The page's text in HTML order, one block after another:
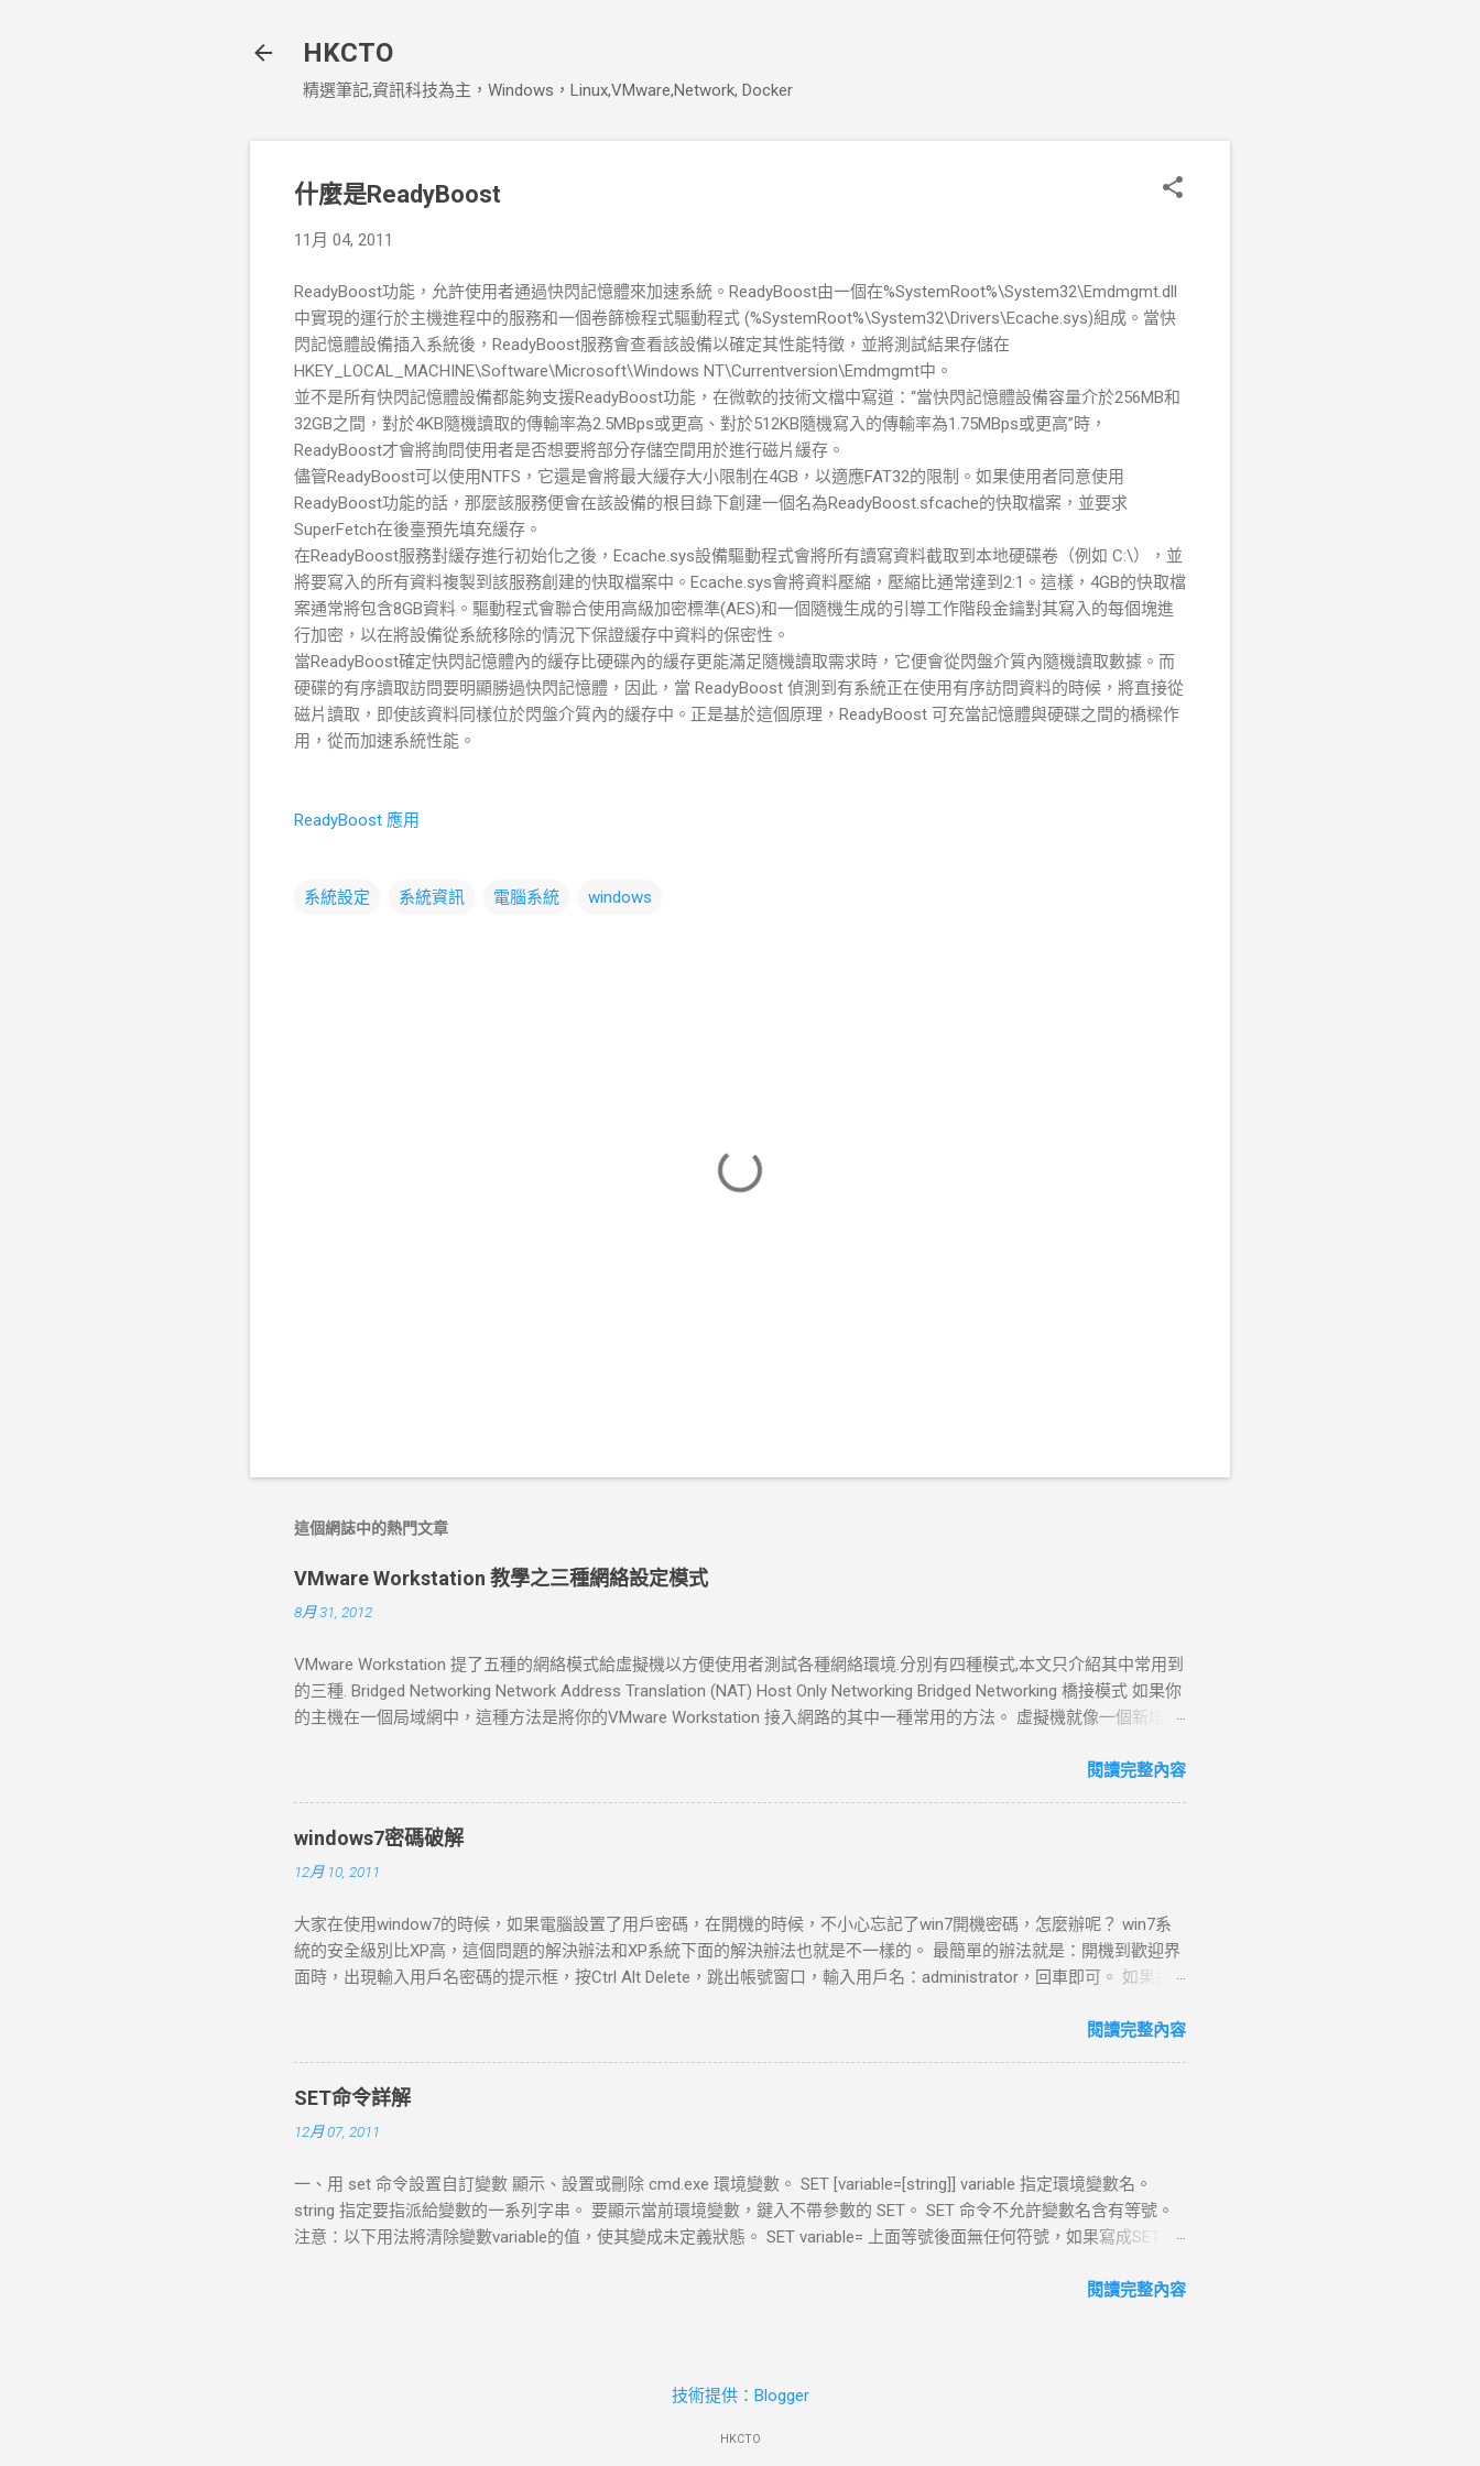
HKCTO
精選筆記,資訊科技為主，Windows，Linux,VMware,Network, Docker
什麼是ReadyBoost
11月 04, 2011
ReadyBoost功能，允許使用者通過快閃記憶體來加速系統。ReadyBoost由一個在%SystemRoot%\System32\Emdmgmt.dll
中實現的運行於主機進程中的服務和一個卷篩檢程式驅動程式 (%SystemRoot%\System32\Drivers\Ecache.sys)組成。當快
閃記憶體設備插入系統後，ReadyBoost服務會查看該設備以確定其性能特徵，並將測試結果存儲在
HKEY_LOCAL_MACHINE\Software\Microsoft\Windows NT\Currentversion\Emdmgmt中。
並不是所有快閃記憶體設備都能夠支援ReadyBoost功能，在微軟的技術文檔中寫道：“當快閃記憶體設備容量介於256MB和
32GB之間，對於4KB隨機讀取的傳輸率為2.5MBps或更高、對於512KB隨機寫入的傳輸率為1.75MBps或更高”時，
ReadyBoost才會將詢問使用者是否想要將部分存儲空間用於進行磁片緩存。
儘管ReadyBoost可以使用NTFS，它還是會將最大緩存大小限制在4GB，以適應FAT32的限制。如果使用者同意使用
ReadyBoost功能的話，那麼該服務便會在該設備的根目錄下創建一個名為ReadyBoost.sfcache的快取檔案，並要求
SuperFetch在後臺預先填充緩存。
在ReadyBoost服務對緩存進行初始化之後，Ecache.sys設備驅動程式會將所有讀寫資料截取到本地硬碟卷（例如 C:\），並
將要寫入的所有資料複製到該服務創建的快取檔案中。Ecache.sys會將資料壓縮，壓縮比通常達到2:1。這樣，4GB的快取檔
案通常將包含8GB資料。驅動程式會聯合使用高級加密標準(AES)和一個隨機生成的引導工作階段金鑰對其寫入的每個塊進
行加密，以在將設備從系統移除的情況下保證緩存中資料的保密性。
當ReadyBoost確定快閃記憶體內的緩存比硬碟內的緩存更能滿足隨機讀取需求時，它便會從閃盤介質內隨機讀取數據。而
硬碟的有序讀取訪問要明顯勝過快閃記憶體，因此，當 ReadyBoost 偵測到有系統正在使用有序訪問資料的時候，將直接從
磁片讀取，即使該資料同樣位於閃盤介質內的緩存中。正是基於這個原理，ReadyBoost 可充當記憶體與硬碟之間的橋樑作
用，從而加速系統性能。
ReadyBoost 應用
系統設定 系統資訊 電腦系統 windows
這個網誌中的熱門文章
VMware Workstation 教學之三種網絡設定模式
8月 31, 2012
VMware Workstation 提了五種的網絡模式給虛擬機以方便使用者測試各種網絡環境.分別有四種模式,本文只介紹其中常用到
的三種. Bridged Networking Network Address Translation (NAT) Host Only Networking Bridged Networking 橋接模式 如果你
的主機在一個局域網中，這種方法是將你的VMware Workstation 接入網路的其中一種常用的方法。 虛擬機就像一個新增加
式下,局域網中的電腦也能發現此電腦,并和虛擬機互聯. 如果你在新增虛擬機的時候選擇了bridged networking或者是選擇了
的網路會是讓你的虛擬機連上網絡一種簡單的方式。如果你選擇了橋接模式的網路連接的話，VMware Workstation 需要它
自己一個獨立的網路連線；比如說在TCP/IP架構的網路底下，虛擬機需要一個單獨的IP連線。 Network Address Translation
(NAT) 網路地址轉換(Network Address Translation, NAT)連線會自動地建立起來如果使用者在“New Virtual Machine Wizard”
者其他TCP/IP網路，但是 卻無法讓你的Virtual Machine得到一個外部網路IP位址 ，NAT是讓你的Virtual Machine連上網路最
簡單的方法。也是 VMware Workstation 推薦的方式。 如果你選擇了NAT，VMware Workstation 可以使用許多標準的
TCP/IP協定來連到外部網路的其他機器。 例如：你可以使用HTTP來瀏覽Web站台，使用FTP來傳送檔案，以及使用Telnet
閱讀完整內容
windows7密碼破解
12月 10, 2011
大家在使用window7的時候，如果電腦設置了用戶密碼，在開機的時候，不小心忘記了win7開機密碼，怎麼辦呢？ win7系
統的安全級別比XP高，這個問題的解決辦法和XP系統下面的解決辦法也就是不一樣的。 最簡單的辦法就是：開機到歡迎界
面時，出現輸入用戶名密碼的提示框，按Ctrl Alt Delete，跳出帳號窗口，輸入用戶名：administrator，回車即可。 如果這
“Command Prompt”窗口 增加用戶：net user asd/add 升管理員：net localgroup administrators asd /add 重啟，選asd進入
一、忘記密碼，但是已經登錄系統。 這種情況解決起來比較簡單，首先在開始菜單​​中的搜索框中輸入”mmc.EⅩE”，或按住
Win R，打開運行窗口輸入”mmc.EⅩE”，單擊確定進入控制台。依次打開”文件”-”添加/刪除管理單元”，在左側可用管理單元
中找到”本地用戶和組”，依次單擊”添加”-”完成”，再單擊”確定”。展開控制台根節點中的本地用戶和組，選中”用戶”，在右側
到c:\windows\system32下 (1) 更改Magnify.EⅩE 和cmd.EⅩE 的所有者為：administrators (2) 更改Magnify.EⅩE 和
cmd.EⅩE 的權限administrators為完全控制 (3)改名Magnify.EⅩE 為Magnify.EⅩE1 改名cmd.EⅩE為Magnify.EⅩE 3 更改密碼
(1)重啟到windows 7 (2)啟用放大鏡 (3)剩下的事就非常簡單了，輸入命令”net user”查看用戶名，再輸入命令”net user 用戶
閱讀完整內容
SET命令詳解
12月 07, 2011
一、用 set 命令設置自訂變數 顯示、設置或刪除 cmd.exe 環境變數。 SET [variable=[string]] variable 指定環境變數名。
string 指定要指派給變數的一系列字串。 要顯示當前環境變數，鍵入不帶參數的 SET。 SET 命令不允許變數名含有等號。
注意：以下用法將清除變數variable的值，使其變成未定義狀態。 SET variable= 上面等號後面無任何符號，如果寫成SET
複製代碼 請看 set var=我是值 ,這就是BAT直接在批次處理中設置變數的方法! set 是命令 var是變數名 =號右邊的"我是值"是
pause 複製代碼 set /p 是命令語法 var是變數名 =號右邊的"請輸入變數的值: ",這個是提示語,不是變數的值了! 運行後,我們在
現SET除了我上面講的 SET [variable=[string]] SET /P variable=[promptString] 這兩種語法外,還有如下幾種語法: SET /A
閱讀完整內容
技術提供：Blogger
HKCTO